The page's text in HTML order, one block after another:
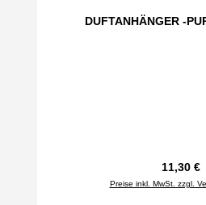
DUFTANHÄNGER -
11,30 €
Preise inkl. MwSt. zzgl.